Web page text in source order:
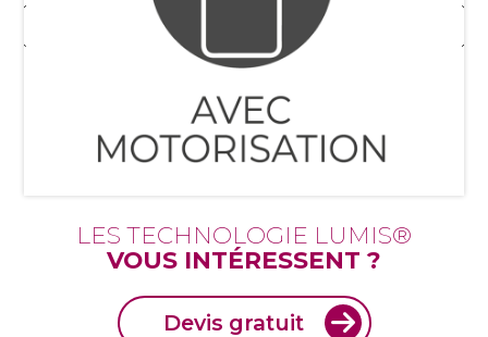
LES TECHNOLOGIE LUMIS®
VOUS INTÉRESSENT ?
Devis gratuit